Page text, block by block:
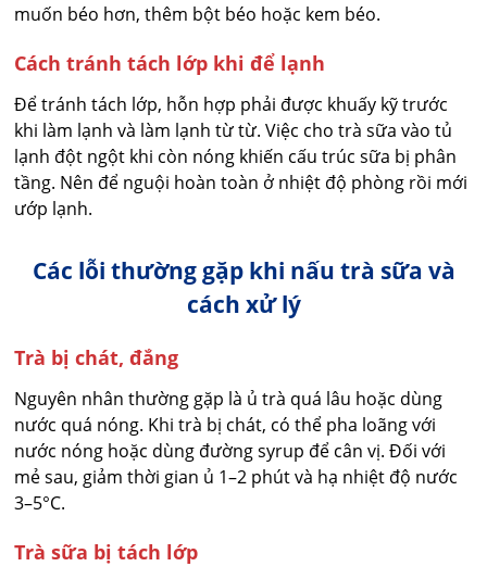
muốn béo hơn, thêm bột béo hoặc kem béo.
Cách tránh tách lớp khi để lạnh
Để tránh tách lớp, hỗn hợp phải được khuấy kỹ trước
khi làm lạnh và làm lạnh từ từ. Việc cho trà sữa vào tủ
lạnh đột ngột khi còn nóng khiến cấu trúc sữa bị phân
tầng. Nên để nguội hoàn toàn ở nhiệt độ phòng rồi mới
ướp lạnh.
Các lỗi thường gặp khi nấu trà sữa và
cách xử lý
Trà bị chát, đắng
Nguyên nhân thường gặp là ủ trà quá lâu hoặc dùng
nước quá nóng. Khi trà bị chát, có thể pha loãng với
nước nóng hoặc dùng đường syrup để cân vị. Đối với
mẻ sau, giảm thời gian ủ 1–2 phút và hạ nhiệt độ nước
3–5°C.
Trà sữa bị tách lớp